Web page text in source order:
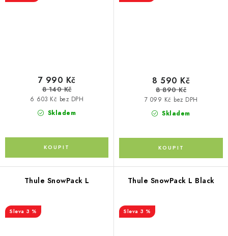
Skladem
6 603 Kč bez DPH
7 990 Kč
8 140 Kč
Skladem
7 099 Kč bez DPH
8 590 Kč
8 890 Kč
Thule SnowPack L
3 %
Thule SnowPack L Black
3 %